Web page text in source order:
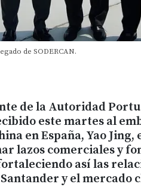
de SODERCAN.
de la Autoridad
este martes al
en España, Yao
lazos comerciales y
así las
y el mercado